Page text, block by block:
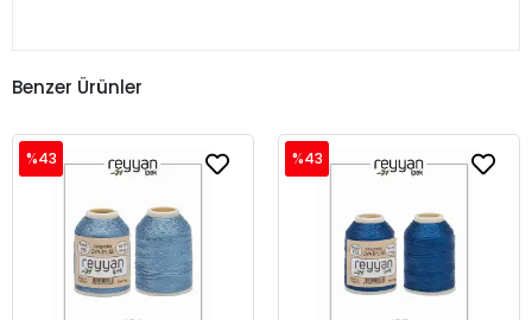
Benzer Ürünler
%43 %43